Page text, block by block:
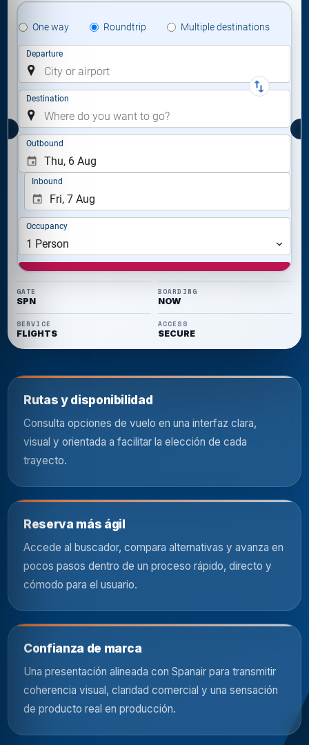
GATE
SPN
BOARDING
NOW
SERVICE
FLIGHTS
ACCESS
SECURE
Rutas y disponibilidad
Consulta opciones de vuelo en una interfaz clara,
visual y orientada a facilitar la elección de cada
trayecto.
Reserva más ágil
Accede al buscador, compara alternativas y avanza en
pocos pasos dentro de un proceso rápido, directo y
cómodo para el usuario.
Confianza de marca
Una presentación alineada con Spanair para transmitir
coherencia visual, claridad comercial y una sensación
de producto real en producción.